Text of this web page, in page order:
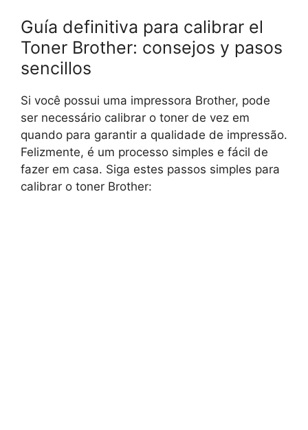
Guía definitiva para calibrar el
Toner Brother: consejos y pasos
sencillos
Si você possui uma impressora Brother, pode
ser necessário calibrar o toner de vez em
quando para garantir a qualidade de impressão.
Felizmente, é um processo simples e fácil de
fazer em casa. Siga estes passos simples para
calibrar o toner Brother: